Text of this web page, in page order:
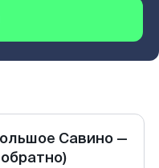
Савино —